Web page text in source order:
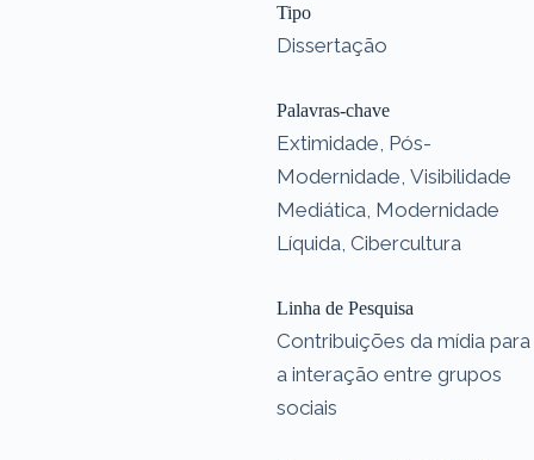
Tipo
Dissertação
Palavras-chave
Extimidade, Pós-
Modernidade, Visibilidade
Mediática, Modernidade
Líquida, Cibercultura
Linha de Pesquisa
Contribuições da mídia para
a interação entre grupos
sociais